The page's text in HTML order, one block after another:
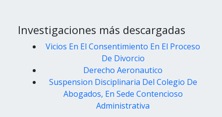
Investigaciones más descargadas
Vicios En El Consentimiento En El Proceso
De Divorcio
Derecho Aeronautico
Suspension Disciplinaria Del Colegio De
Abogados, En Sede Contencioso
Administrativa